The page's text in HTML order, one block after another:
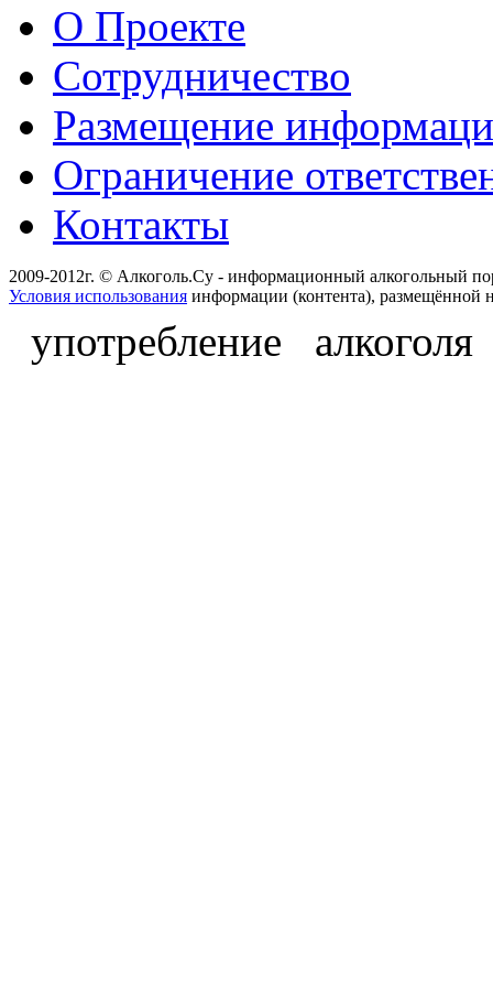
О Проекте
Сотрудничество
Размещение
Ограничение
Контакты
2009-2012г. © Алкоголь.Су - информационный алкогольный
Условия использования информации (контента), размещённой
употребление